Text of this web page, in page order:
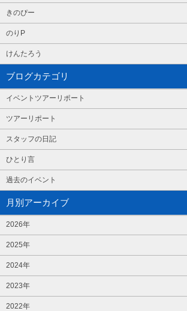
きのぴー
のりP
けんたろう
ブログカテゴリ
イベントツアーリポート
ツアーリポート
スタッフの日記
ひとり言
過去のイベント
月別アーカイブ
2026年
2025年
2024年
2023年
2022年